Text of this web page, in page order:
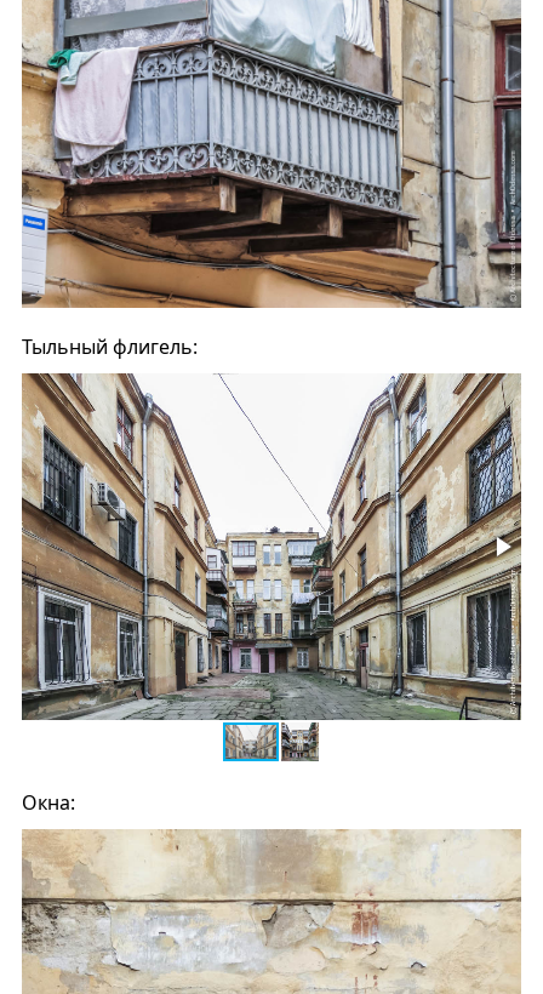
Тыльный флигель:
Окна: